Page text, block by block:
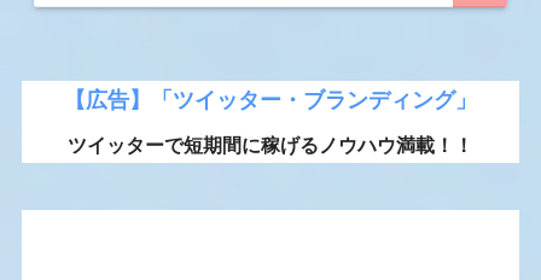
【広告】「ツイッター・ブランディング」
ツイッターで短期間に稼げるノウハウ満載！！